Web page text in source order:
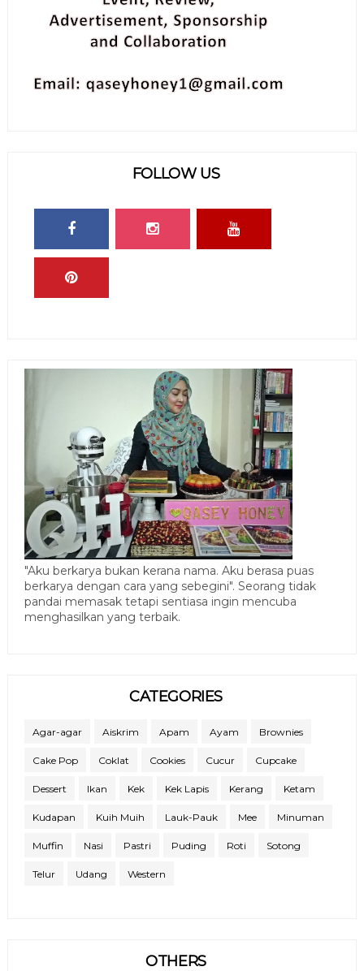
FOLLOW US
"Aku berkarya bukan kerana nama. Aku berasa puas
berkarya dengan cara yang sebegini". Seorang tidak
pandai memasak tetapi sentiasa ingin mencuba
menghasilkan yang terbaik.
CATEGORIES
Agar-agar Aiskrim Apam Ayam Brownies
Cake Pop Coklat Cookies Cucur Cupcake
Dessert Ikan Kek Kek Lapis Kerang Ketam
Kudapan Kuih Muih Lauk-Pauk Mee Minuman
Muffin Nasi Pastri Puding Roti Sotong
Telur Udang Western
OTHERS